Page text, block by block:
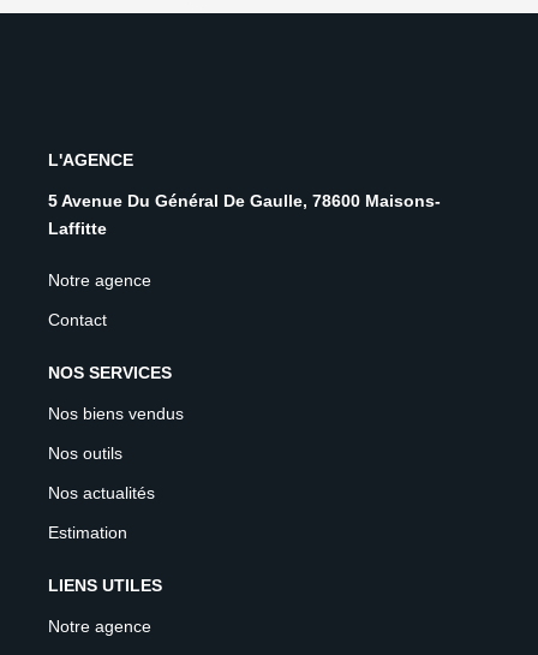
L'AGENCE
5 Avenue Du Général De Gaulle, 78600 Maisons-
Laffitte
Notre agence
Contact
NOS SERVICES
Nos biens vendus
Nos outils
Nos actualités
Estimation
LIENS UTILES
Notre agence